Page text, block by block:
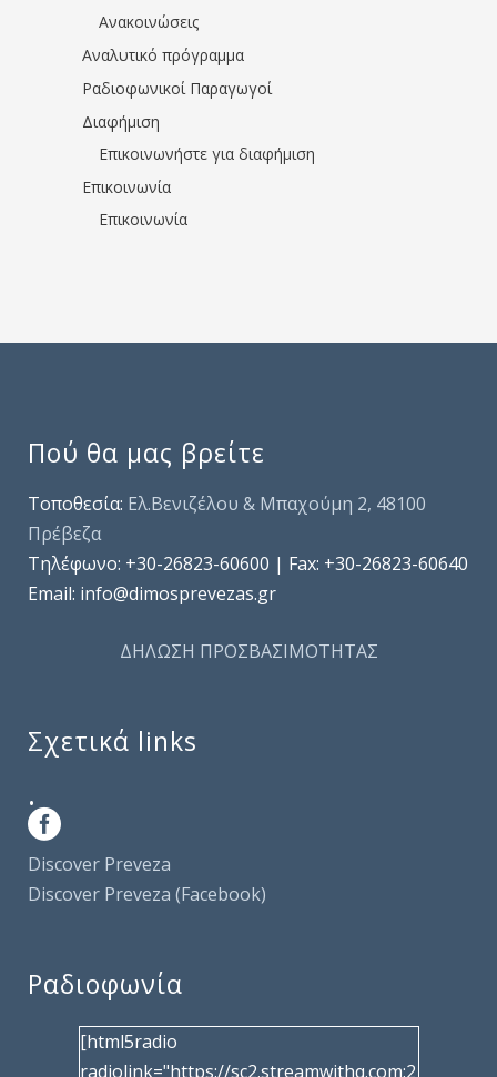
Ανακοινώσεις
Αναλυτικό πρόγραμμα
Ραδιοφωνικοί Παραγωγοί
Διαφήμιση
Επικοινωνήστε για διαφήμιση
Επικοινωνία
Επικοινωνία
Πού θα μας βρείτε
Τοποθεσία: Ελ.Βενιζέλου & Μπαχούμη 2, 48100
Πρέβεζα
Τηλέφωνo: +30-26823-60600 | Fax: +30-26823-60640
Email: info@dimosprevezas.gr
ΔΗΛΩΣΗ ΠΡΟΣΒΑΣΙΜΟΤΗΤΑΣ
Σχετικά links
.
Discover Preveza
Discover Preveza (Facebook)
Ραδιοφωνία
[html5radio
radiolink="https://sc2.streamwithq.com:2